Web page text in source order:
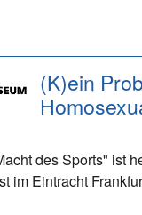
(K)ein
des Sports" ist
im Eintracht